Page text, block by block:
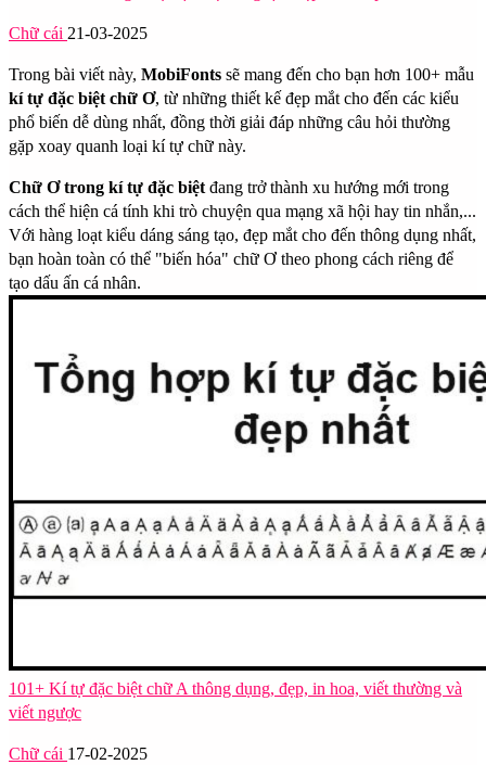
Chữ cái 21-03-2025
Trong bài viết này, MobiFonts sẽ mang đến cho bạn hơn 100+ mẫu
kí tự đặc biệt chữ Ơ, từ những thiết kế đẹp mắt cho đến các kiểu
phổ biến dễ dùng nhất, đồng thời giải đáp những câu hỏi thường
gặp xoay quanh loại kí tự chữ này.
Chữ Ơ trong kí tự đặc biệt đang trở thành xu hướng mới trong
cách thể hiện cá tính khi trò chuyện qua mạng xã hội hay tin nhắn,...
Với hàng loạt kiểu dáng sáng tạo, đẹp mắt cho đến thông dụng nhất,
bạn hoàn toàn có thể "biến hóa" chữ Ơ theo phong cách riêng để
tạo dấu ấn cá nhân.
101+ Kí tự đặc biệt chữ A thông dụng, đẹp, in hoa, viết thường và
viết ngược
Chữ cái 17-02-2025